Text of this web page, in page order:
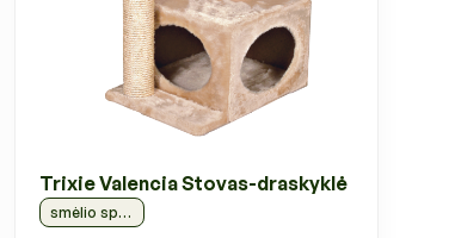
Trixie Valencia Stovas-draskyklė
smėlio spalvos, 71cm